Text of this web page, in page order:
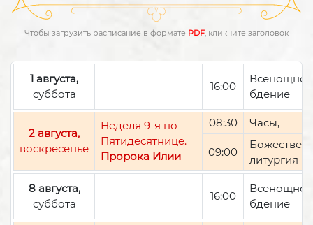
Чтобы загрузить расписание в формате PDF, кликните заголовок
1 августа,
суббота
16:00
Всенощное
бдение
2 августа,
воскресенье
Неделя 9-я по
Пятидесятнице.
Пророка Илии
08:30 Часы,
09:00
литургия
8 августа,
суббота
16:00
Всенощное
бдение